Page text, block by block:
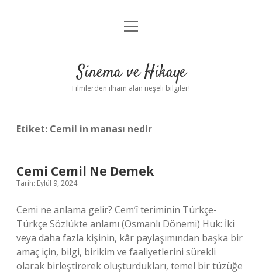
Gizlilik Politikası
Yasal Uyarı
menüyü
Sinema ve Hikaye
Filmlerden ilham alan neşeli bilgiler!
Etiket: Cemil in manası nedir
Cemi Cemil Ne Demek
Tarih: Eylül 9, 2024
Cemi ne anlama gelir? Cem’î teriminin Türkçe-
Türkçe Sözlükte anlamı (Osmanlı Dönemi) Huk: İki
veya daha fazla kişinin, kâr paylaşımından başka bir
amaç için, bilgi, birikim ve faaliyetlerini sürekli
olarak birleştirerek oluşturdukları, temel bir tüzüğe